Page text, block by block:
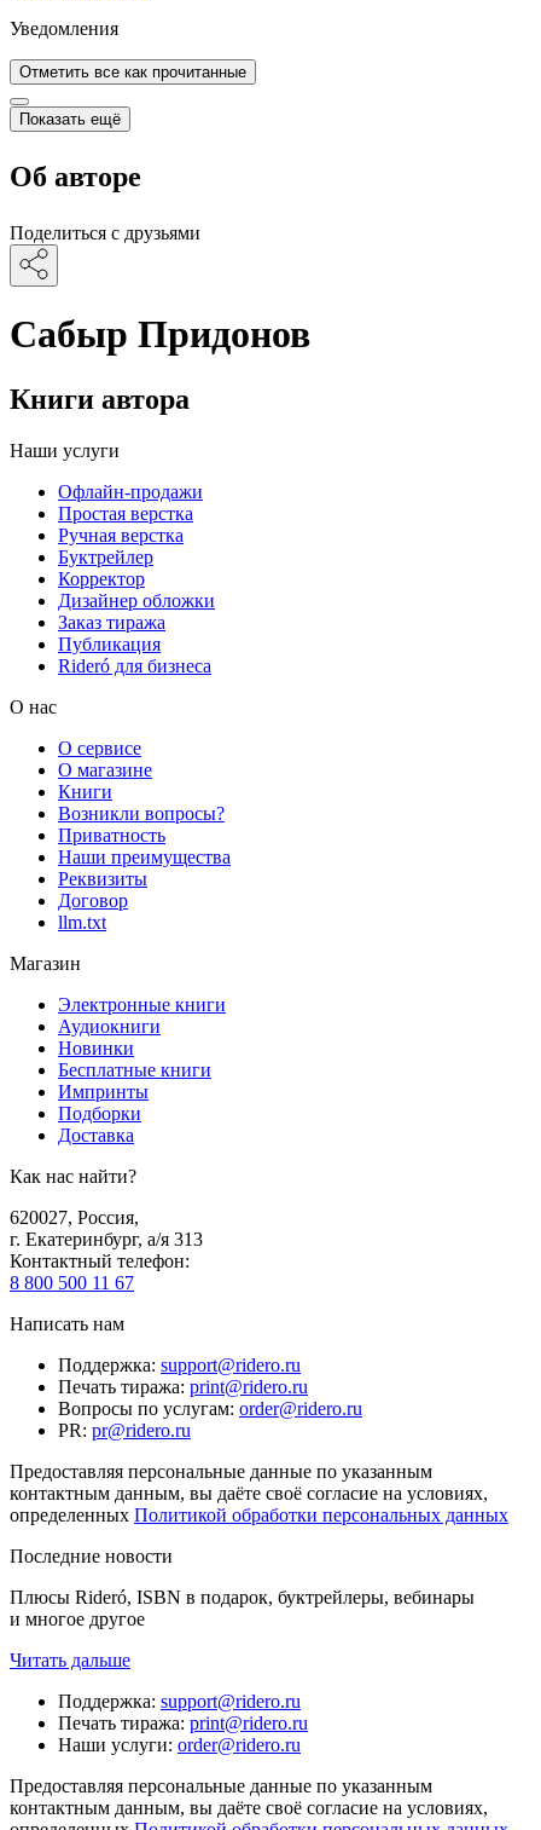
Уведомления
Отметить все как прочитанные
Показать ещё
Об авторе
Поделиться с друзьями
Сабыр Придонов
Книги автора
Наши услуги
Офлайн-продажи
Простая верстка
Ручная верстка
Буктрейлер
Корректор
Дизайнер обложки
Заказ тиража
Публикация
Rideró для бизнеса
О нас
О сервисе
О магазине
Книги
Возникли вопросы?
Приватность
Наши преимущества
Реквизиты
Договор
llm.txt
Магазин
Электронные книги
Аудиокниги
Новинки
Бесплатные книги
Импринты
Подборки
Доставка
Как нас найти?
620027, Россия,
г. Екатеринбург, а/я 313
Контактный телефон:
8 800 500 11 67
Написать нам
Поддержка: support@ridero.ru
Печать тиража: print@ridero.ru
Вопросы по услугам: order@ridero.ru
PR: pr@ridero.ru
Предоставляя персональные данные по указанным
контактным данным, вы даёте своё согласие на условиях,
определенных Политикой обработки персональных данных
Последние новости
Плюсы Rideró, ISBN в подарок, буктрейлеры, вебинары
и многое другое
Читать дальше
Поддержка: support@ridero.ru
Печать тиража: print@ridero.ru
Наши услуги: order@ridero.ru
Предоставляя персональные данные по указанным
контактным данным, вы даёте своё согласие на условиях,